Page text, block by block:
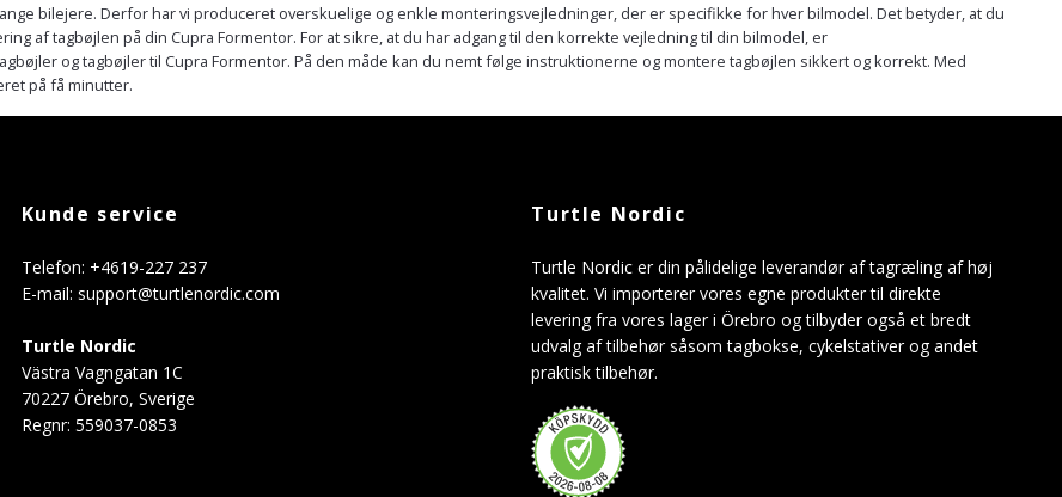
bilejere. Derfor har vi produceret overskuelige og enkle monteringsvejledninger, der er specifikke for hver bilmodel. Det betyder, at du
af tagbøjlen på din Cupra Formentor. For at sikre, at du har adgang til den korrekte vejledning til din bilmodel, er
og tagbøjler til Cupra Formentor. På den måde kan du nemt følge instruktionerne og montere tagbøjlen sikkert og korrekt. Med
på få minutter.
Kunde service
Telefon: +4619-227 237
E-mail: support@turtlenordic.com
Turtle Nordic
Västra Vagngatan 1C
70227 Örebro, Sverige
Regnr: 559037-0853
Turtle Nordic
Turtle Nordic er din pålidelige leverandør af tagræling af høj
kvalitet. Vi importerer vores egne produkter til direkte
levering fra vores lager i Örebro og tilbyder også et bredt
udvalg af tilbehør såsom tagbokse, cykelstativer og andet
praktisk tilbehør.